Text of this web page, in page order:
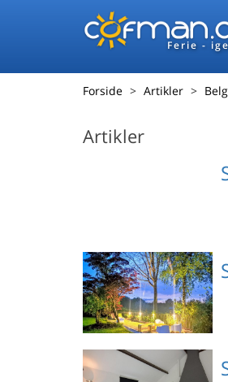
Ferie -
Forside Artikler
Artikler
Emne nr.: 302-
BE7890.601.1